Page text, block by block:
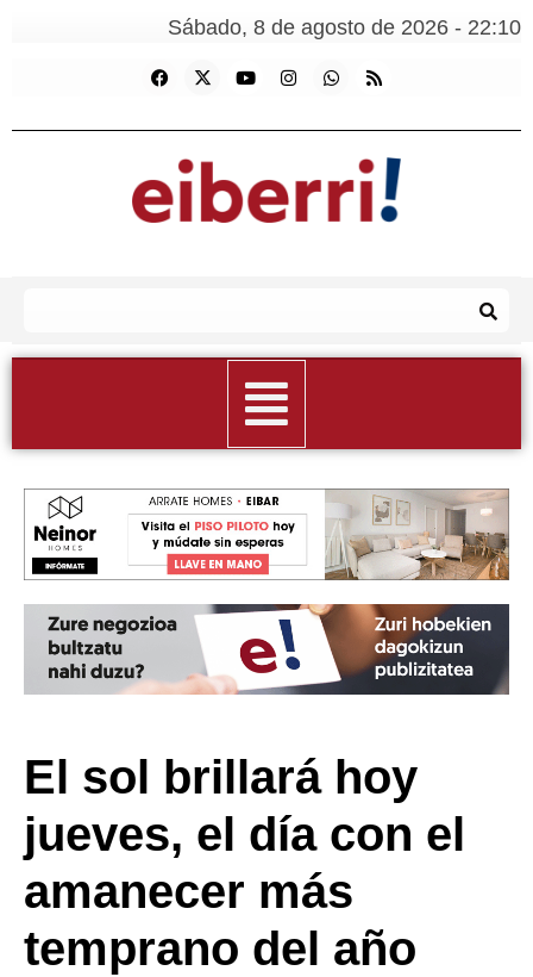
Sábado, 8 de agosto de 2026 - 22:10
El sol brillará hoy
jueves, el día con el
amanecer más
temprano del año